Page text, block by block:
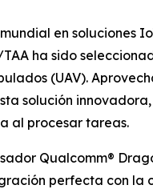
en soluciones
ha sido
(UAV).
solución
al procesar tareas.
Qualcomm®
perfecta con